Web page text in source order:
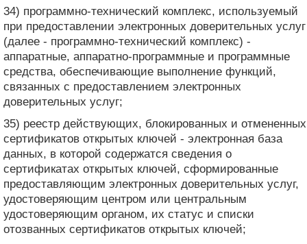
34) программно-технический комплекс, используемый
при предоставлении электронных доверительных услуг
(далее - программно-технический комплекс) -
аппаратные, аппаратно-программные и программные
средства, обеспечивающие выполнение функций,
связанных с предоставлением электронных
доверительных услуг;
35) реестр действующих, блокированных и отмененных
сертификатов открытых ключей - электронная база
данных, в которой содержатся сведения о
сертификатах открытых ключей, сформированные
предоставляющим электронных доверительных услуг,
удостоверяющим центром или центральным
удостоверяющим органом, их статус и списки
отозванных сертификатов открытых ключей;